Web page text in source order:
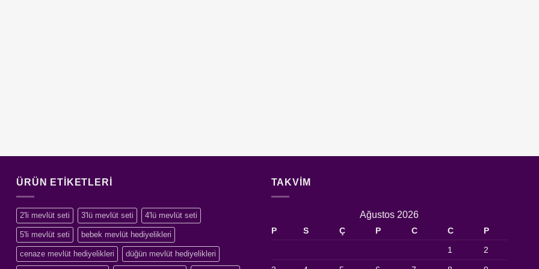
ÜRÜN ETIKETLERI
2'li mevlüt seti 3'lü mevlüt seti 4'lü mevlüt seti
5'li mevlüt seti bebek mevlüt hediyelikleri
cenaze mevlüt hediyelikleri düğün mevlüt hediyelikleri
TAKVIM
Ağustos 2026
P S Ç P C C
P
1
2